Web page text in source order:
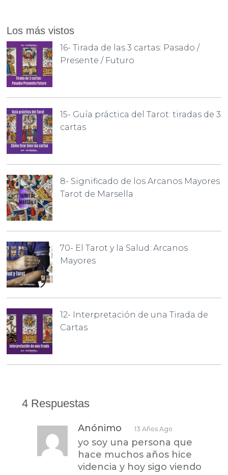
Los más vistos
16- Tirada de las 3 cartas: Pasado /
Presente / Futuro
15- Guía práctica del Tarot: tiradas de 3
cartas
8- Significado de los Arcanos Mayores
Tarot de Marsella
70- El Tarot y la Salud: Arcanos
Mayores
12- Interpretación de una Tirada de
Cartas
4 Respuestas
Anónimo 13 Años Ago
yo soy una persona que
hace muchos años hice
videncia y hoy sigo viendo